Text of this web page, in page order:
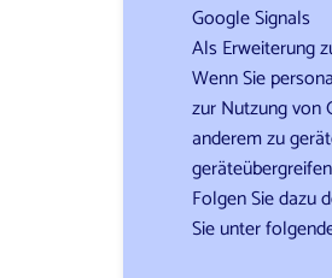
Google Signals
Als Erweiterung
Wenn Sie
zur Nutzung von
anderem zu
Folgen Sie dazu
Sie unter